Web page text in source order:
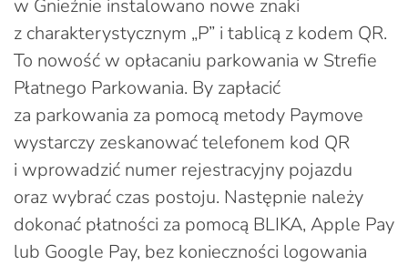
w Gnieźnie instalowano nowe znaki
z charakterystycznym „P” i tablicą z kodem QR.
To nowość w opłacaniu parkowania w Strefie
Płatnego Parkowania. By zapłacić
za parkowania za pomocą metody Paymove
wystarczy zeskanować telefonem kod QR
i wprowadzić numer rejestracyjny pojazdu
oraz wybrać czas postoju. Następnie należy
dokonać płatności za pomocą BLIKA, Apple Pay
lub Google Pay, bez konieczności logowania